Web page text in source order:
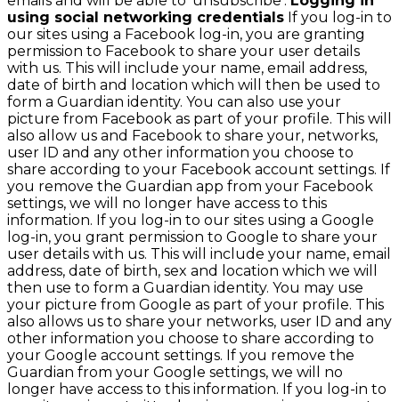
using social networking credentials If you log-in to
our sites using a Facebook log-in, you are granting
permission to Facebook to share your user details
with us. This will include your name, email address,
date of birth and location which will then be used to
form a Guardian identity. You can also use your
picture from Facebook as part of your profile. This will
also allow us and Facebook to share your, networks,
user ID and any other information you choose to
share according to your Facebook account settings. If
you remove the Guardian app from your Facebook
settings, we will no longer have access to this
information. If you log-in to our sites using a Google
log-in, you grant permission to Google to share your
user details with us. This will include your name, email
address, date of birth, sex and location which we will
then use to form a Guardian identity. You may use
your picture from Google as part of your profile. This
also allows us to share your networks, user ID and any
other information you choose to share according to
your Google account settings. If you remove the
Guardian from your Google settings, we will no
longer have access to this information. If you log-in to